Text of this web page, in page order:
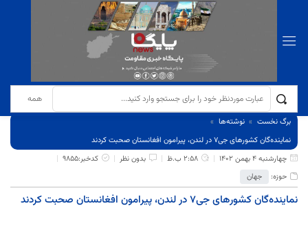
برگ نخست
نوشته‌ها
نماینده‌گان کشورهای جی‌۷ در لندن، پیرامون افغانستان صحبت کردند
چهارشنبه 4 بهمن 1402
2:58 ب.ظ بدون نظر
کدخبر:9855
حوزه:
جهان
نماینده‌گان کشورهای جی‌۷ در لندن، پیرامون افغانستان صحبت کردند